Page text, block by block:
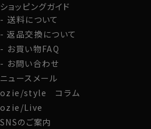
ショッピングガイド
送料について
返品交換について
お買い物FAQ
お問い合わせ
ニュースメール
ozie/style コラム
ozie/Live
SNSのご案内